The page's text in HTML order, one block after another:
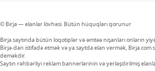
© Birja — elanlar lövhəsi. Bütün hüquqları qorunur
Birja saytında bütün loqotiplər və əmtəə nişanları onların
Birja-dan istifadə etmək və ya saytda elan vermək, Birja.com
deməkdir.
Saytın rəhbərliyi reklam bannerlərinin və yerləşdirilmiş